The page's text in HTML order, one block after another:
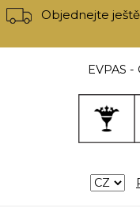
Objednejte
EVPAS